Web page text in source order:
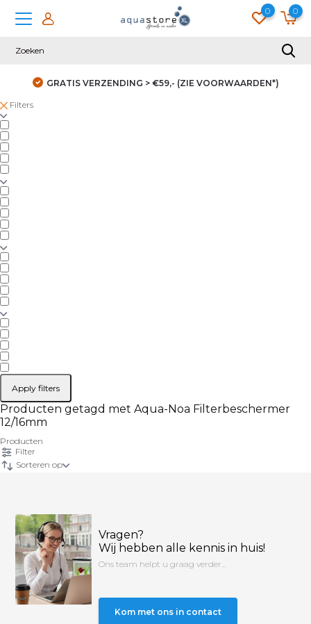
0 0
GRATIS VERZENDING > €59,- (ZIE VOORWAARDEN*)
Filters
Apply filters
Producten getagd met Aqua-Noa Filterbeschermer
12/16mm
Producten
Filter
Sorteren op
Vragen?
Wij hebben alle kennis in huis!
Ons team helpt u graag verder...
Kom met ons in contact